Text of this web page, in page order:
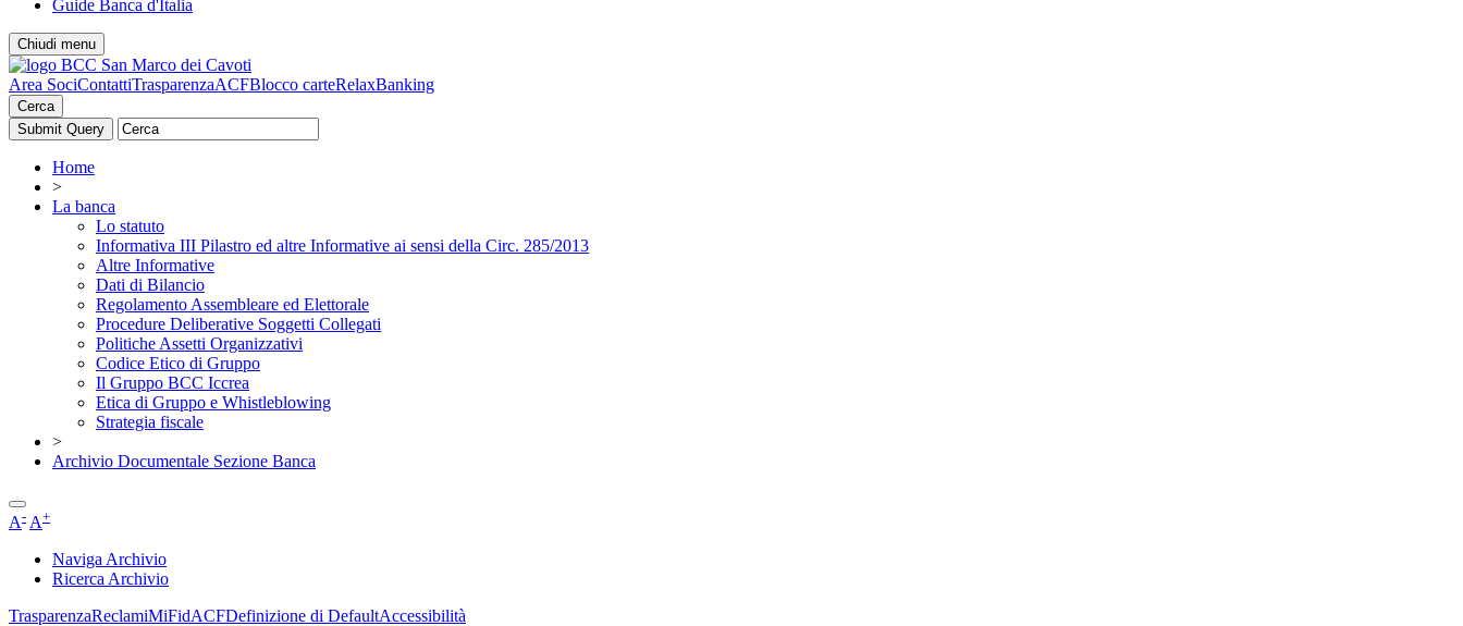
Guide Banca d'Italia
Chiudi menu
Area SociContattiTrasparenzaACFBlocco carteRelaxBanking
Cerca
Home
>
La banca
Lo statuto
Informativa III Pilastro ed altre Informative ai sensi della Circ. 285/2013
Altre Informative
Dati di Bilancio
Regolamento Assembleare ed Elettorale
Procedure Deliberative Soggetti Collegati
Politiche Assetti Organizzativi
Codice Etico di Gruppo
Il Gruppo BCC Iccrea
Etica di Gruppo e Whistleblowing
Strategia fiscale
>
Archivio Documentale Sezione Banca
A- A+
Naviga Archivio
Ricerca Archivio
TrasparenzaReclamiMiFidACFDefinizione di DefaultAccessibilità